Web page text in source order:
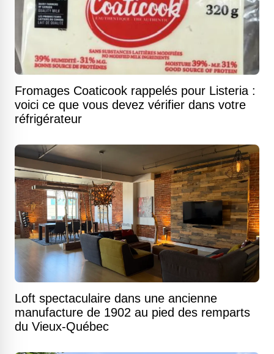
Fromages Coaticook rappelés pour Listeria :
voici ce que vous devez vérifier dans votre
réfrigérateur
Loft spectaculaire dans une ancienne
manufacture de 1902 au pied des remparts
du Vieux-Québec